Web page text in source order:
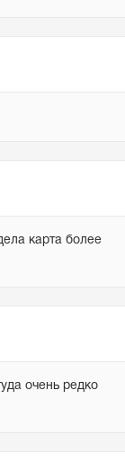
карта более
очень редко